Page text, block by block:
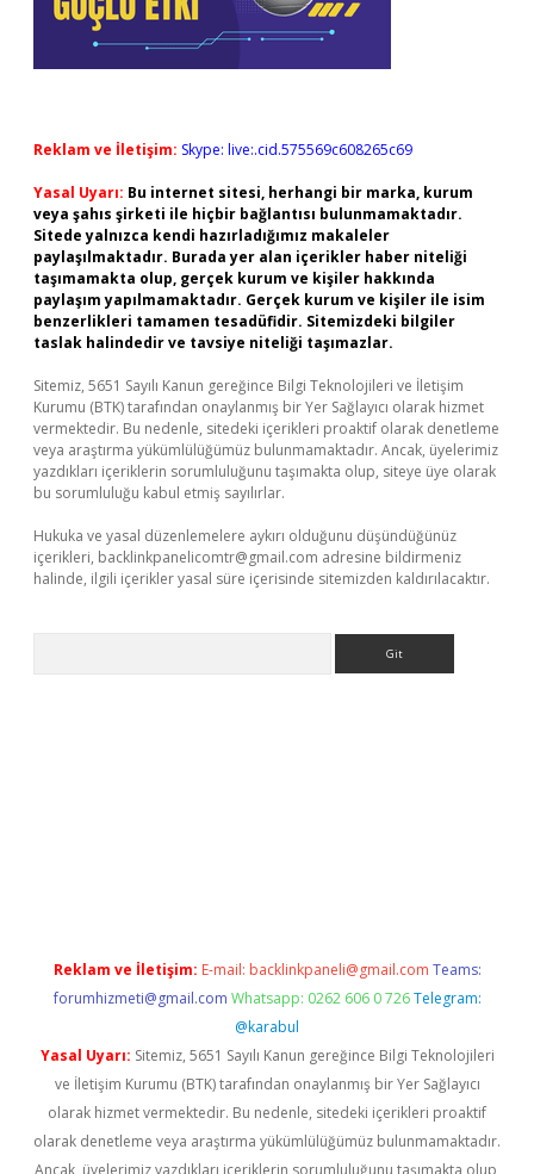
Reklam ve İletişim: Skype: live:.cid.575569c608265c69
Yasal Uyarı: Bu internet sitesi, herhangi bir marka, kurum
veya şahıs şirketi ile hiçbir bağlantısı bulunmamaktadır.
Sitede yalnızca kendi hazırladığımız makaleler
paylaşılmaktadır. Burada yer alan içerikler haber niteliği
taşımamakta olup, gerçek kurum ve kişiler hakkında
paylaşım yapılmamaktadır. Gerçek kurum ve kişiler ile isim
benzerlikleri tamamen tesadüfidir. Sitemizdeki bilgiler
taslak halindedir ve tavsiye niteliği taşımazlar.
Sitemiz, 5651 Sayılı Kanun gereğince Bilgi Teknolojileri ve İletişim
Kurumu (BTK) tarafından onaylanmış bir Yer Sağlayıcı olarak hizmet
vermektedir. Bu nedenle, sitedeki içerikleri proaktif olarak denetleme
veya araştırma yükümlülüğümüz bulunmamaktadır. Ancak, üyelerimiz
yazdıkları içeriklerin sorumluluğunu taşımakta olup, siteye üye olarak
bu sorumluluğu kabul etmiş sayılırlar.
Hukuka ve yasal düzenlemelere aykırı olduğunu düşündüğünüz
içerikleri, backlinkpanelicomtr@gmail.com adresine bildirmeniz
halinde, ilgili içerikler yasal süre içerisinde sitemizden kaldırılacaktır.
Reklam ve İletişim: E-mail: backlinkpaneli@gmail.com Teams:
forumhizmeti@gmail.com Whatsapp: 0262 606 0 726 Telegram:
@karabul
Yasal Uyarı: Sitemiz, 5651 Sayılı Kanun gereğince Bilgi Teknolojileri
ve İletişim Kurumu (BTK) tarafından onaylanmış bir Yer Sağlayıcı
olarak hizmet vermektedir. Bu nedenle, sitedeki içerikleri proaktif
olarak denetleme veya araştırma yükümlülüğümüz bulunmamaktadır.
Ancak, üyelerimiz yazdıkları içeriklerin sorumluluğunu taşımakta olup,